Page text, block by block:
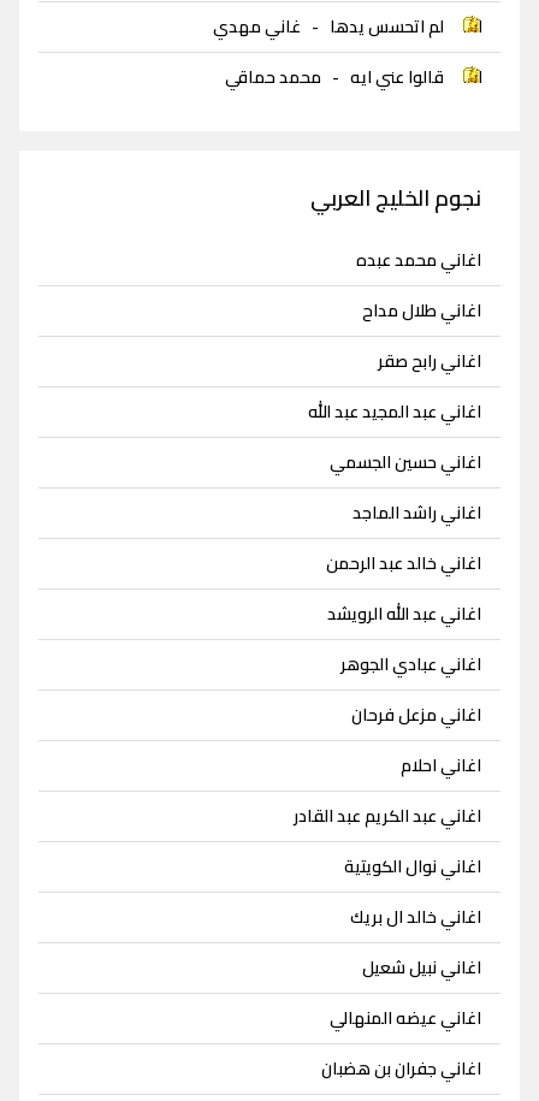
لم اتحسس يدها - غاني مهدي
قالوا عني ايه - محمد حماقي
نجوم الخليج العربي
اغاني محمد عبده
اغاني طلال مداح
اغاني رابح صقر
اغاني عبد المجيد عبد الله
اغاني حسين الجسمي
اغاني راشد الماجد
اغاني خالد عبد الرحمن
اغاني عبد الله الرويشد
اغاني عبادي الجوهر
اغاني مزعل فرحان
اغاني احلام
اغاني عبد الكريم عبد القادر
اغاني نوال الكويتية
اغاني خالد ال بريك
اغاني نبيل شعيل
اغاني عيضه المنهالي
اغاني جفران بن هضبان